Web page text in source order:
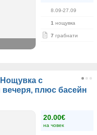
8.09-27.09
1 нощувка
7 грабнати
с
вечеря, плюс басейн
20.00€
на човек